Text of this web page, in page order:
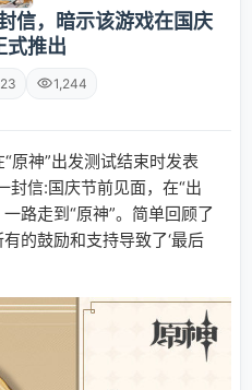
信，暗示该游戏在国庆
式推出
1,244
原神”出发测试结束时发表
封信:国庆节前见面，在“出
路走到“原神”。简单回顾了
的鼓励和支持导致了‘最后